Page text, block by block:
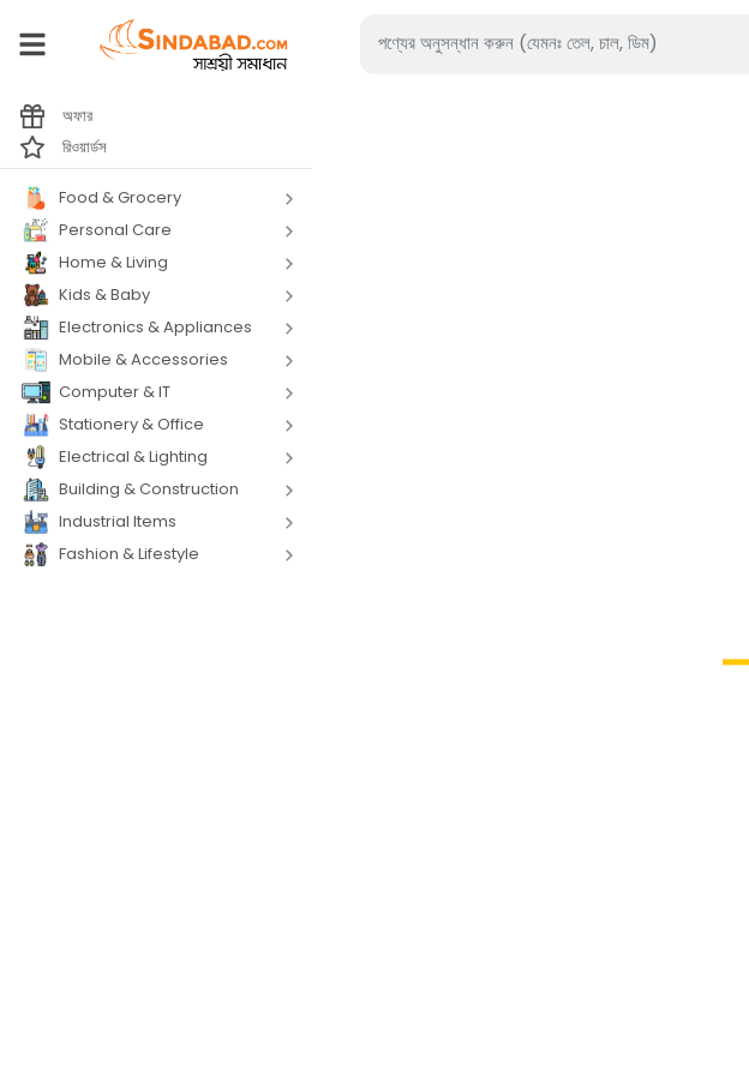
অফার
রিওয়ার্ডস
Food & Grocery
Personal Care
Home & Living
Kids & Baby
Electronics & Appliances
Mobile & Accessories
Computer & IT
Stationery & Office
Electrical & Lighting
Building & Construction
Industrial Items
Fashion & Lifestyle